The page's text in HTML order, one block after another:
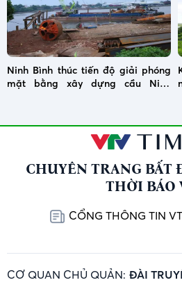
Ninh Bình thúc tiến độ giải phóng
mặt bằng xây dựng cầu Ninh
CHUYÊN TRANG BẤT
THỜI BÁO
CỔNG THÔNG TIN
CƠ QUAN CHỦ QUẢN: ĐÀI